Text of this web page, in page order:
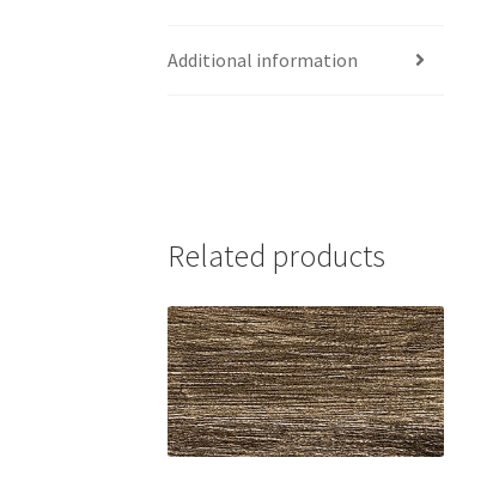
Additional information
Related products